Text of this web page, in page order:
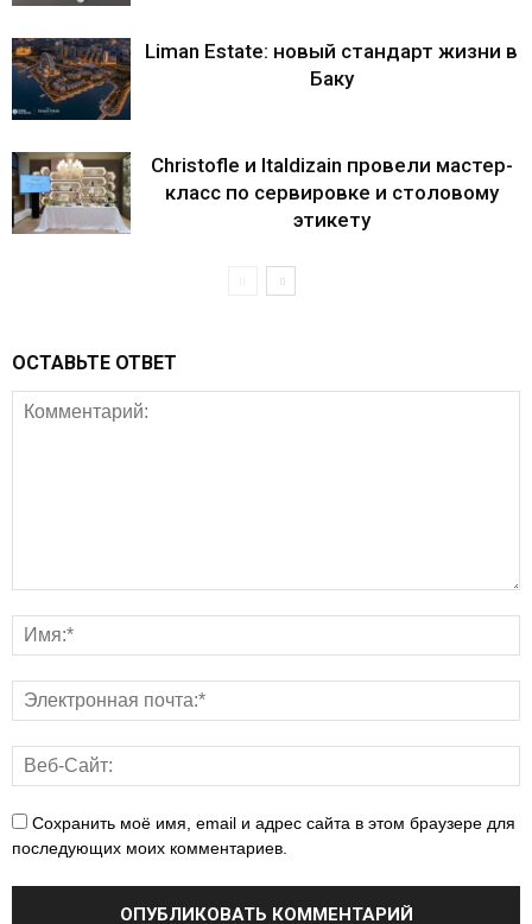
Liman Estate: новый стандарт жизни в
Баку
Christofle и Italdizain провели мастер-
класс по сервировке и столовому
этикету
ОСТАВЬТЕ ОТВЕТ
Сохранить моё имя, email и адрес сайта в этом браузере для
последующих моих комментариев.